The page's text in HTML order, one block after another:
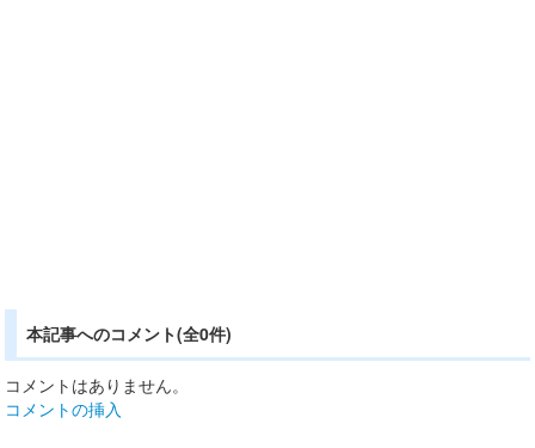
本記事へのコメント(全0件)
コメントはありません。
コメントの挿入